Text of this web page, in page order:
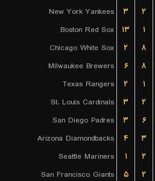
New York Yankees
۳ ۲
Boston Red Sox
۱۳ ۱
Chicago White Sox
۲ ۸
Milwaukee Brewers
۶ ۸
Texas Rangers
۲ ۱
St. Louis Cardinals
۳ ۲
San Diego Padres
۳ ۶
Arizona Diamondbacks
۴ ۳
Seattle Mariners
۱ ۲
San Francisco Giants
۵ ۲